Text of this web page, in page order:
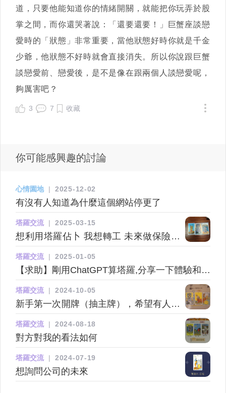
道，只要他能知道你的情緒開關，就能把你玩弄於股
掌之間，而你還哭著說：「還要還要！」巨蟹座談戀
愛時的「狀態」非常重要，當他狀態好時你就是千金
少爺，他狀態不好時就會直接消失。所以你說跟巨蟹
談戀愛前、戀愛後，是不是像在跟兩個人談戀愛呢，
夠厲害吧？
3 7 收藏
你可能感興趣的討論
心情園地 | 2025-12-02
有沒有人知道為什麼這個網站停更了
塔羅交流 | 2025-03-15
想利用塔羅佔卜 我想轉工 未來做保險行
業會點樣thx
塔羅交流 | 2025-01-05
【求助】剛用ChatGPT算塔羅,分享一下體驗和心
得~
塔羅交流 | 2024-10-05
新手第一次開牌（抽主牌），希望有人能
幫忙解釋
塔羅交流 | 2024-08-18
對方對我的看法如何
塔羅交流 | 2024-07-19
想詢問公司的未來